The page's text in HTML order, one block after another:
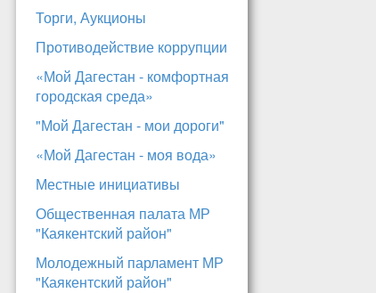
Торги, Аукционы
Противодействие коррупции
«Мой Дагестан - комфортная
городская среда»
"Мой Дагестан - мои дороги"
«Мой Дагестан - моя вода»
Местные инициативы
Общественная палата МР
"Каякентский район"
Молодежный парламент МР
"Каякентский район"